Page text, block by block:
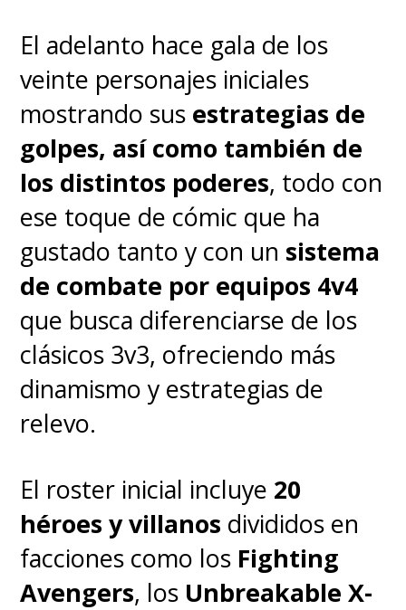
El adelanto hace gala de los
veinte personajes iniciales
mostrando sus estrategias de
golpes, así como también de
los distintos poderes, todo con
ese toque de cómic que ha
gustado tanto y con un sistema
de combate por equipos 4v4
que busca diferenciarse de los
clásicos 3v3, ofreciendo más
dinamismo y estrategias de
relevo.
El roster inicial incluye 20
héroes y villanos divididos en
facciones como los Fighting
Avengers, los Unbreakable X-